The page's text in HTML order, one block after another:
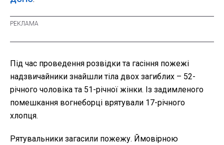
Під час проведення розвідки та гасіння пожежі
надзвичайники знайшли тіла двох загиблих – 52-
річного чоловіка та 51-річної жінки. Із задимленого
помешкання вогнеборці врятували 17-річного
хлопця.
Рятувальники загасили пожежу. Ймовірною